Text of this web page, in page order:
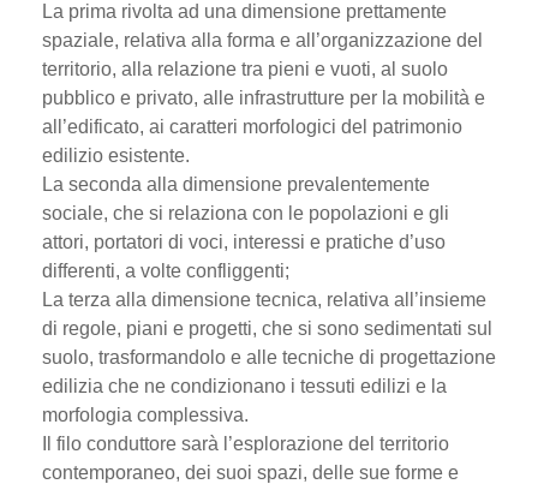
La prima rivolta ad una dimensione prettamente
spaziale, relativa alla forma e all’organizzazione del
territorio, alla relazione tra pieni e vuoti, al suolo
pubblico e privato, alle infrastrutture per la mobilità e
all’edificato, ai caratteri morfologici del patrimonio
edilizio esistente.
La seconda alla dimensione prevalentemente
sociale, che si relaziona con le popolazioni e gli
attori, portatori di voci, interessi e pratiche d’uso
differenti, a volte confliggenti;
La terza alla dimensione tecnica, relativa all’insieme
di regole, piani e progetti, che si sono sedimentati sul
suolo, trasformandolo e alle tecniche di progettazione
edilizia che ne condizionano i tessuti edilizi e la
morfologia complessiva.
Il filo conduttore sarà l’esplorazione del territorio
contemporaneo, dei suoi spazi, delle sue forme e